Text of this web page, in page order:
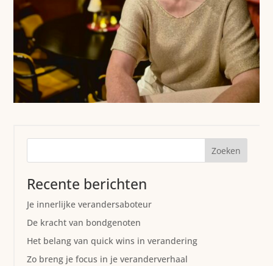
Zoeken
Recente berichten
Je innerlijke verandersaboteur
De kracht van bondgenoten
Het belang van quick wins in verandering
Zo breng je focus in je veranderverhaal